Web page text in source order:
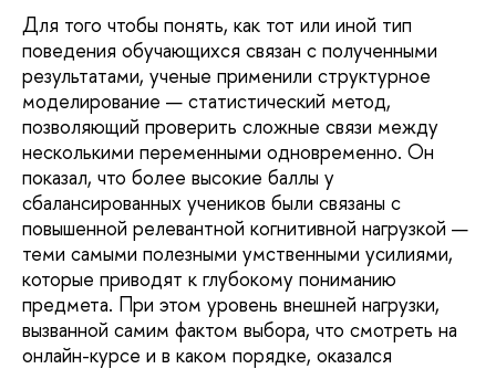
Для того чтобы понять, как тот или иной тип
поведения обучающихся связан с полученными
результатами, ученые применили структурное
моделирование — статистический метод,
позволяющий проверить сложные связи между
несколькими переменными одновременно. Он
показал, что более высокие баллы у
сбалансированных учеников были связаны с
повышенной релевантной когнитивной нагрузкой —
теми самыми полезными умственными усилиями,
которые приводят к глубокому пониманию
предмета. При этом уровень внешней нагрузки,
вызванной самим фактом выбора, что смотреть на
онлайн-курсе и в каком порядке, оказался